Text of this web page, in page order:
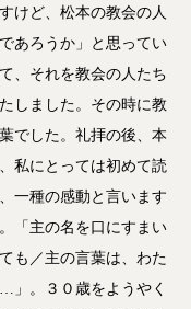
けど、松本の教会の人
あろうか」と思ってい
、それを教会の人たち
しました。その時に教
でした。礼拝の後、本
私にとっては初めて読
一種の感動と言います
「主の名を口にすまい
も／主の言葉は、わた
」。３０歳をようやく